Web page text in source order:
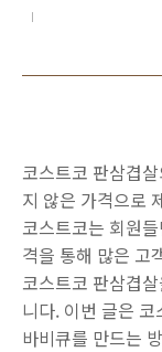
코스트코 판삼겹
지 않은 가격으로
코스트코는 회원
격을 통해 많은 고
코스트코 판삼겹
니다. 이번 글은
바비큐를 만드는